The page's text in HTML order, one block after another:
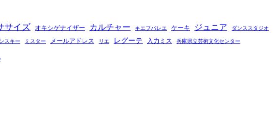
サイズ オキシゲナイザー カルチャー キエフバレエ ケーキ ジュニア ダンススタジオ
スキー ミスター メールアドレス リエ レグーテ 入力ミス 兵庫県立芸術文化センター